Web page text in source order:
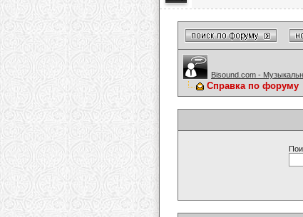
Bisound.com -
Справка по форуму